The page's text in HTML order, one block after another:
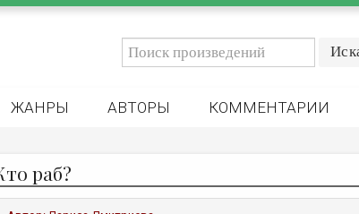
ЖАНРЫ АВТОРЫ КОММЕНТАРИИ
раб?